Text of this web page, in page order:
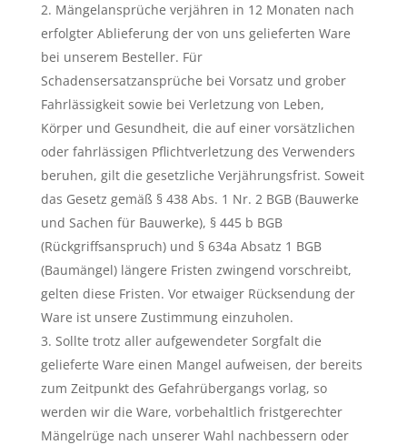
Mängelansprüche verjähren in 12 Monaten nach
erfolgter Ablieferung der von uns gelieferten Ware
bei unserem Besteller. Für
Schadensersatzansprüche bei Vorsatz und grober
Fahrlässigkeit sowie bei Verletzung von Leben,
Körper und Gesundheit, die auf einer vorsätzlichen
oder fahrlässigen Pflichtverletzung des Verwenders
beruhen, gilt die gesetzliche Verjährungsfrist. Soweit
das Gesetz gemäß § 438 Abs. 1 Nr. 2 BGB (Bauwerke
und Sachen für Bauwerke), § 445 b BGB
(Rückgriffsanspruch) und § 634a Absatz 1 BGB
(Baumängel) längere Fristen zwingend vorschreibt,
gelten diese Fristen. Vor etwaiger Rücksendung der
Ware ist unsere Zustimmung einzuholen.
Sollte trotz aller aufgewendeter Sorgfalt die
gelieferte Ware einen Mangel aufweisen, der bereits
zum Zeitpunkt des Gefahrübergangs vorlag, so
werden wir die Ware, vorbehaltlich fristgerechter
Mängelrüge nach unserer Wahl nachbessern oder